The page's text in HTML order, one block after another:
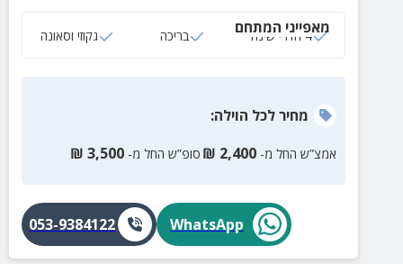
מאפייני המתחם
4 חדרי שינה בריכה גקוזי וסאונה
מחירלכל הוילה:
אמצ”ש החל מ- 2,400
₪ סופ”ש החל מ- 3,500
₪
WhatsApp
053-9384122